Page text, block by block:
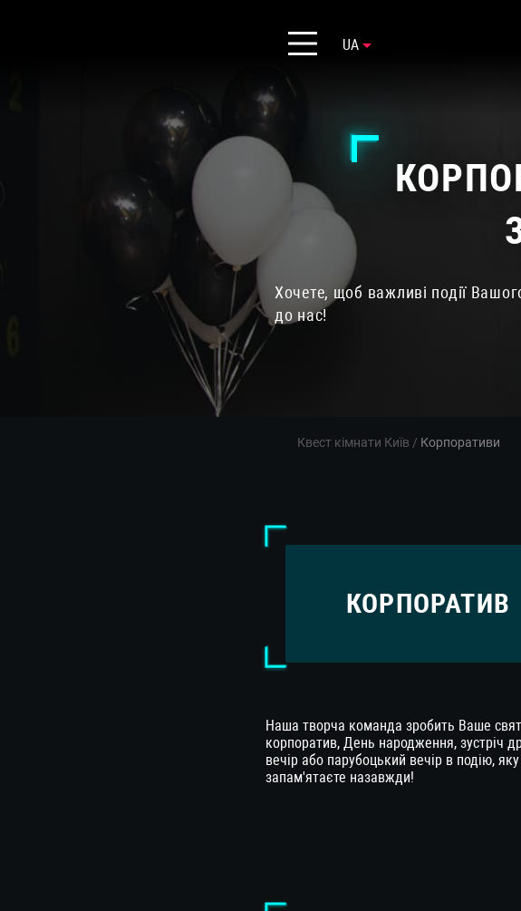
UA
Хочете, щоб важливі події
до нас!
Квест кімнати Київ / Корпоративи
КОРПОРАТИВ
Наша творча команда зробить Ваше
корпоратив, День народження, зустріч
вечір або парубоцький вечір в подію,
запам'ятаєте назавжди!